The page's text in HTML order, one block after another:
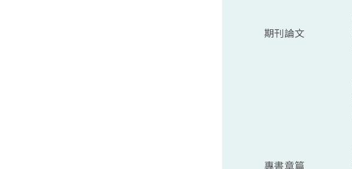
期刊論文
專書章篇